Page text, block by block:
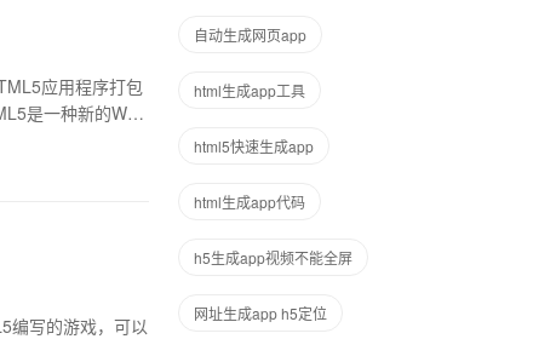
应用程序打包
是一种新的Web
编写的游戏，可以
自动生成网页app
html生成app工具
html5快速生成app
html生成app代码
h5生成app视频不能全屏
网址生成app h5定位